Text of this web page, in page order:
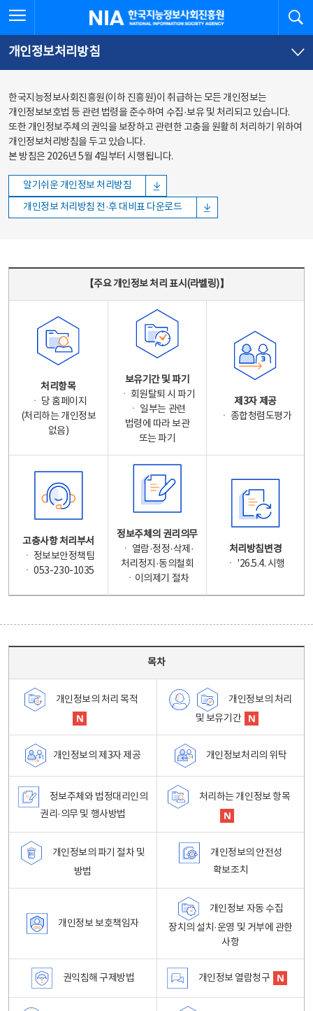
바로가기
바로가기
한국지능정보사회진흥원
개인정보처리방침
한국지능정보사회진흥원(이하 진흥원)이 취급하는 모든 개인정보는
개인정보보호법 등 관련 법령을 준수하여 수집·보유 및 처리되고 있습니다.
또한 개인정보주체의 권익을 보장하고 관련한 고충을 원활히 처리하기 위하여
개인정보처리방침을 두고 있습니다.
본 방침은 2026년 5월 4일부터 시행됩니다.
알기쉬운 개인정보 처리방침
개인정보 처리방침 전·후 대비표 다운로드
【주요 개인정보 처리 표시(라벨링)】
처리항목
ㆍ 당 홈페이지
(처리하는 개인정보
없음)
보유기간 및 파기
ㆍ 회원탈퇴 시 파기
ㆍ 일부는 관련
법령에 따라 보관
또는 파기
제3자 제공
ㆍ 종합청렴도평가
고충사항 처리부서
ㆍ 정보보안정책팀
ㆍ 053-230-1035
정보주체의 권리의무
ㆍ 열람·정정·삭제·
처리정지·동의철회
ㆍ이의제기 절차
처리방침변경
ㆍ '26.5.4. 시행
목차
개인정보의 처리 목적
개인정보의 처리
및 보유기간
개인정보의 제3자 제공 개인정보처리의 위탁
정보주체와 법정대리인의
권리·의무 및 행사방법
처리하는 개인정보 항목
개인정보의 파기 절차 및
방법
개인정보의 안전성
확보조치
개인정보 보호책임자
개인정보 자동 수집
장치의 설치·운영 및 거부에 관한
사항
권익침해 구제방법 개인정보 열람청구